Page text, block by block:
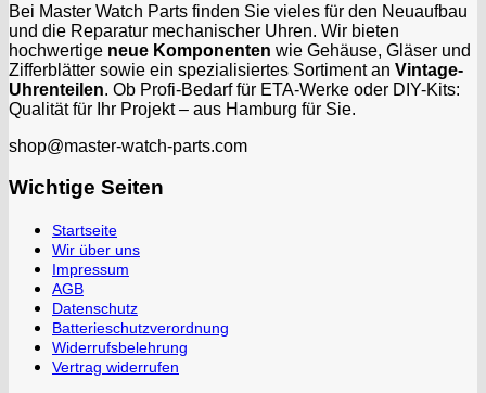
Bei Master Watch Parts finden Sie vieles für den Neuaufbau
und die Reparatur mechanischer Uhren. Wir bieten
hochwertige neue Komponenten wie Gehäuse, Gläser und
Zifferblätter sowie ein spezialisiertes Sortiment an Vintage-
Uhrenteilen. Ob Profi-Bedarf für ETA-Werke oder DIY-Kits:
Qualität für Ihr Projekt – aus Hamburg für Sie.
shop@master-watch-parts.com
Wichtige Seiten
Startseite
Wir über uns
Impressum
AGB
Datenschutz
Batterieschutzverordnung
Widerrufsbelehrung
Vertrag widerrufen